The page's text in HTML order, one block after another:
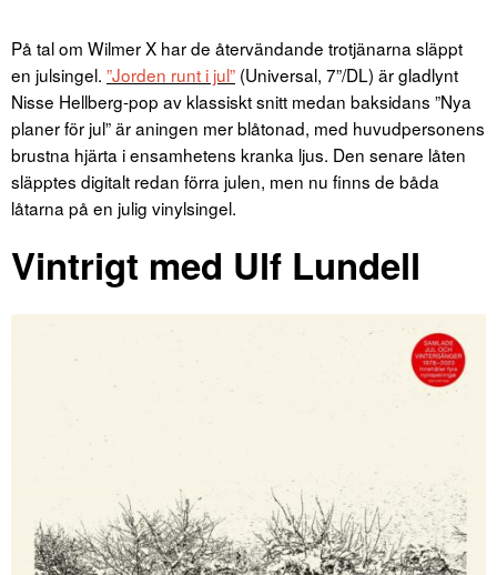
På tal om Wilmer X har de återvändande trotjänarna släppt
en julsingel. ”Jorden runt i jul” (Universal, 7”/DL) är gladlynt
Nisse Hellberg-pop av klassiskt snitt medan baksidans ”Nya
planer för jul” är aningen mer blåtonad, med huvudpersonens
brustna hjärta i ensamhetens kranka ljus. Den senare låten
släpptes digitalt redan förra julen, men nu finns de båda
låtarna på en julig vinylsingel.
Vintrigt med Ulf Lundell